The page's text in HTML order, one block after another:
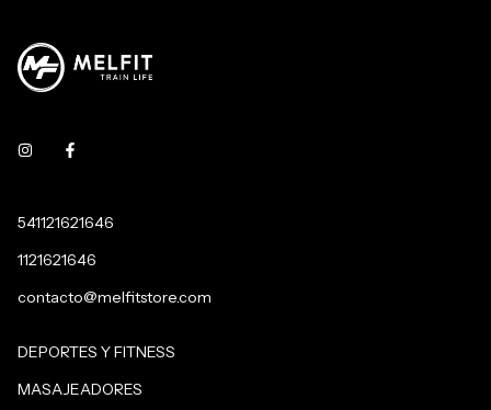
541121621646
1121621646
contacto@melfitstore.com
DEPORTES Y FITNESS
MASAJEADORES